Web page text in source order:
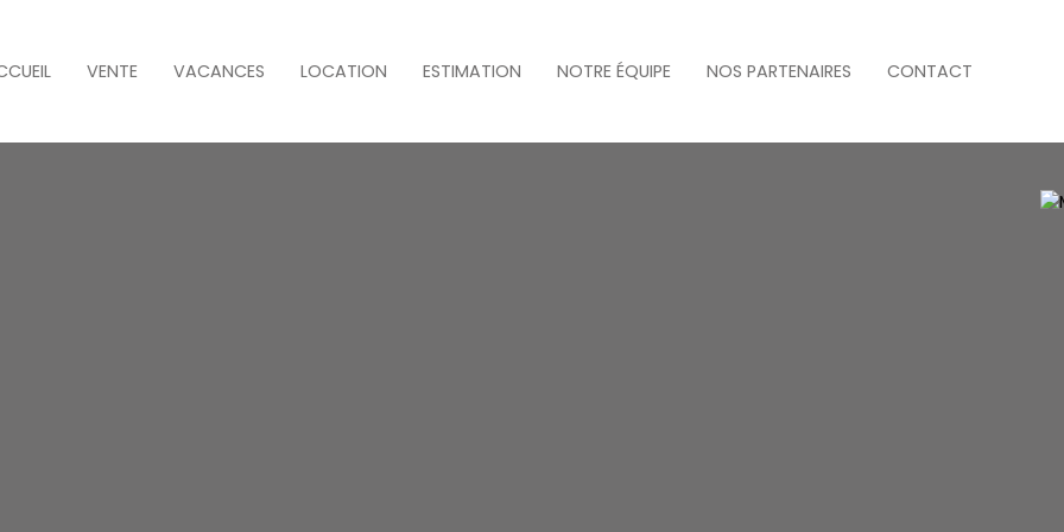
VENTE VACANCES LOCATION ESTIMATION NOTRE ÉQUIPE NOS PARTENAIRES CONTACT